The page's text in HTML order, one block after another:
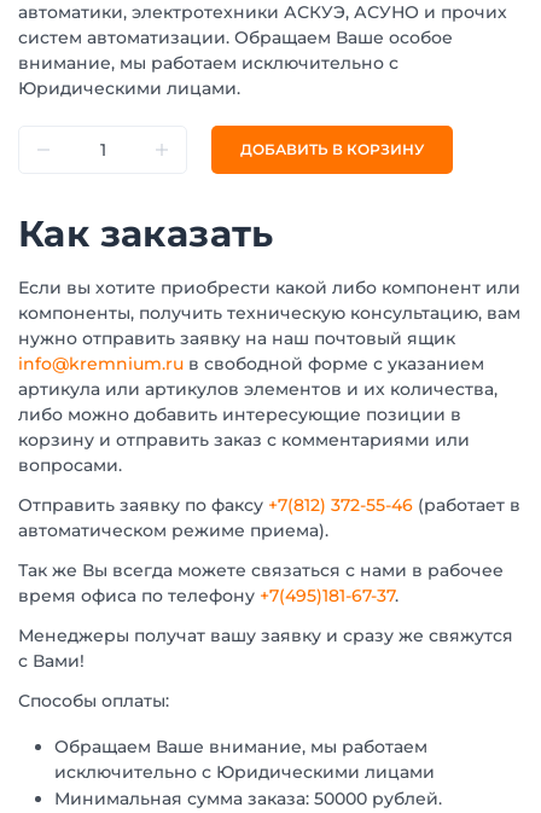
автоматики, электротехники АСКУЭ, АСУНО и прочих
систем автоматизации. Обращаем Ваше особое
внимание, мы работаем исключительно с
Юридическими лицами.
ДОБАВИТЬ В КОРЗИНУ
Как заказать
Если вы хотите приобрести какой либо компонент или
компоненты, получить техническую консультацию, вам
нужно отправить заявку на наш почтовый ящик
info@kremnium.ru в свободной форме с указанием
артикула или артикулов элементов и их количества,
либо можно добавить интересующие позиции в
корзину и отправить заказ с комментариями или
вопросами.
Отправить заявку по факсу +7(812) 372-55-46 (работает в
автоматическом режиме приема).
Так же Вы всегда можете связаться с нами в рабочее
время офиса по телефону +7(495)181-67-37.
Менеджеры получат вашу заявку и сразу же свяжутся
с Вами!
Способы оплаты:
Обращаем Ваше внимание, мы работаем
исключительно с Юридическими лицами
Минимальная сумма заказа: 50000 рублей.